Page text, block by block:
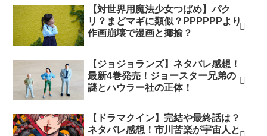
【対世界用魔法少女つばめ】パク
リ？まどマギに類似？PPPPPPより
作画崩壊で漫画と揶揄？
【ジョジョランズ】ネタバレ感想！
最新4巻発売！ジョースター兄弟の
謎とハウラー社の正体！
【ドラマクイン】完結や最終話は？
ネタバレ感想！市川苦楽が宇宙人と